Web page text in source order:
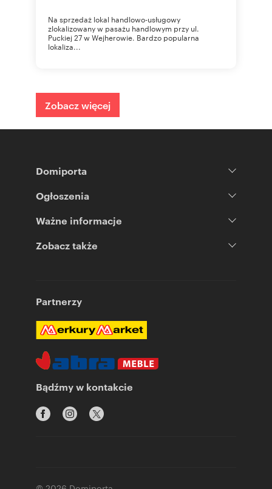
Na sprzedaż lokal handlowo-usługowy
zlokalizowany w pasażu handlowym przy ul.
Puckiej 27 w Wejherowie. Bardzo popularna
lokaliza...
Zobacz więcej
Domiporta
Ogłoszenia
Ważne informacje
Zobacz także
Partnerzy
Bądźmy w kontakcie